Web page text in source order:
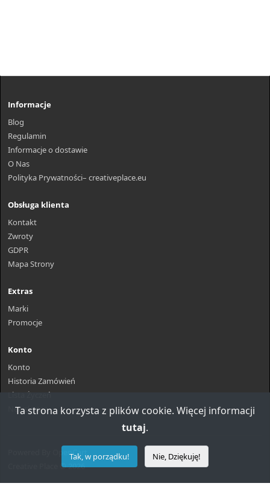
Informacje
Blog
Regulamin
Informacje o dostawie
O Nas
Polityka Prywatności– creativeplace.eu
Obsługa klienta
Kontakt
Zwroty
GDPR
Mapa Strony
Extras
Marki
Promocje
Konto
Konto
Historia Zamówień
Lista Życzeń
Newsletter
OpenCart
Creative Place © 2026
Ta strona korzysta z plików cookie. Więcej informacji
tutaj.
Tak, w porządku! Nie, Dziękuję!